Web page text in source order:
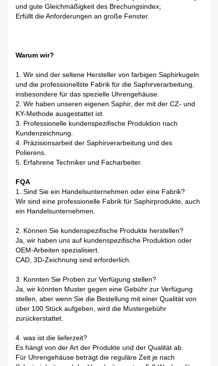
und gute Gleichmäßigkeit des Brechungsindex;
Erfüllt die Anforderungen an große Fenster.
Warum wir?
1. Wir sind der seltene Hersteller von farbigen Saphirkugeln
und die professionellste Fabrik für die Saphirverarbeitung,
insbesondere für das spezielle Uhrengehäuse.
2. Wir haben unseren eigenen Saphir, der mit der CZ- und
KY-Methode ausgestattet ist.
3. Professionelle kundenspezifische Produktion nach
Kundenzeichnung.
4. Präzisionsarbeit der Saphirverarbeitung und des
Polierens.
5. Erfahrene Techniker und Facharbeiter.
FQA
1. Sind Sie ein Handelsunternehmen oder eine Fabrik?
Wir sind eine professionelle Fabrik für Saphirprodukte, auch
ein Handelsunternehmen.
2. Können Sie kundenspezifische Produkte herstellen?
Ja, wir haben uns auf kundenspezifische Produktion oder
OEM-Arbeiten spezialisiert.
CAD, 3D-Zeichnung sind erforderlich.
3. Konnten Sie Proben zur Verfügung stellen?
Ja, wir könnten Muster gegen eine Gebühr zur Verfügung
stellen, aber wenn Sie die Bestellung mit einer Qualität von
über 100 Stück aufgeben, wird die Mustergebühr
zurückerstattet.
4. was ist die lieferzeit?
Es hängt von der Art der Produkte und der Qualität ab.
Für Uhrengehäuse beträgt die reguläre Zeit je nach